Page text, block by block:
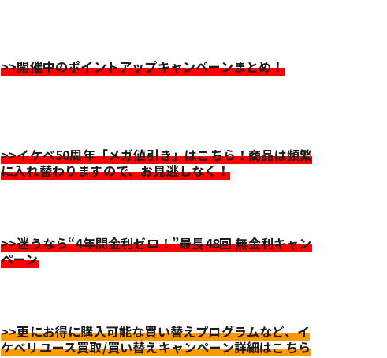
>>開催中のポイントアップキャンペーンまとめ！
>>イケベ50周年「メガ値引き」はこちら！商品は頻繁
に入れ替わりますので、お見逃しなく！
>>迷うなら“4年間金利ゼロ！”最長48回 無金利キャン
ペーン
>>更にお得に購入可能な買い替えプログラムなど、イ
ケベリユース買取/買い替えキャンペーン詳細はこちら